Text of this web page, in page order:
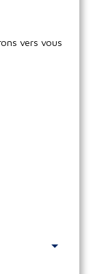
vers vous